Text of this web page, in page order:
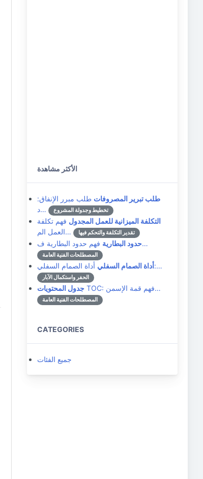
الأكثر مشاهدة
طلب تبرير المصروفات طلب مبرر الإنفاق:
د…
تخطيط وجدولة المشروع
التكلفة الميزانية للعمل المجدول فهم تكلفة
العمل الم…
تقدير التكلفة والتحكم فيها
حدود البطاريةفهم حدود البطارية ف…
المصطلحات الفنية العامة
أداة الصمام السفليأداة الصمام السفلي:…
الحفر واستكمال الآبار
جدول المحتويات TOC: فهم قمة الإسمن…
المصطلحات الفنية العامة
CATEGORIES
جميع الفئات